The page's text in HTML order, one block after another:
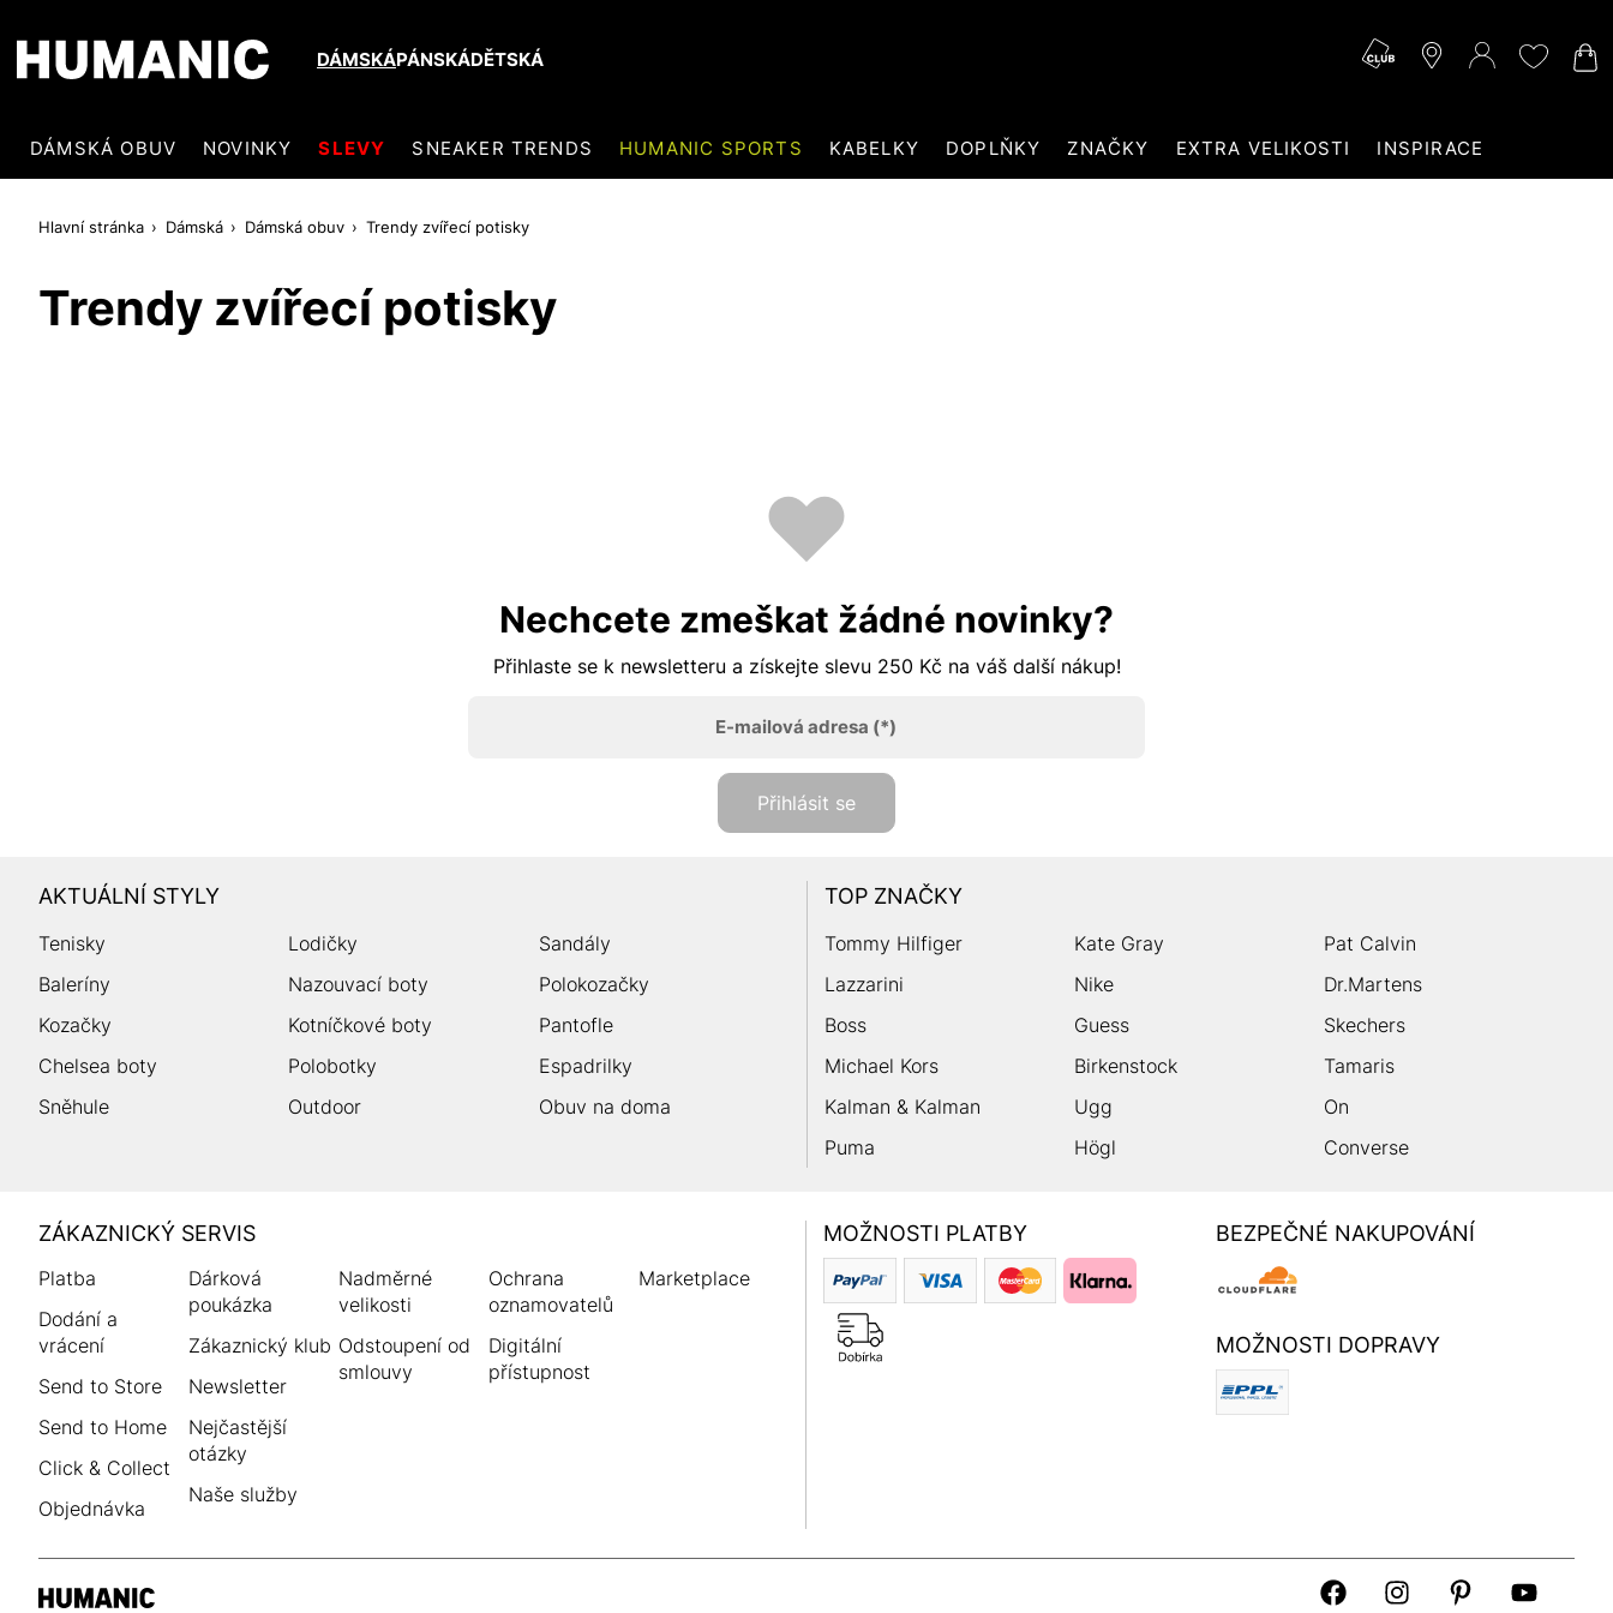
DÁMSKÁPÁNSKÁDĚTSKÁ
DÁMSKÁ OBUV NOVINKY SLEVY SNEAKER TRENDS HUMANIC SPORTS KABELKY DOPLŇKY ZNAČKY EXTRA VELIKOSTI INSPIRACE
Hlavní stránka Dámská Dámská obuv Trendy zvířecí potisky
Trendy zvířecí potisky
Nechcete zmeškat žádné novinky?
Přihlaste se k newsletteru a získejte slevu 250 Kč na váš další nákup!
E-mailová adresa (*)
Přihlásit se
AKTUÁLNÍ STYLY
Tenisky Lodičky
Sandály
Baleríny
Nazouvací boty
Polokozačky
Kozačky
Kotníčkové boty
Pantofle
Chelsea boty
Polobotky
Espadrilky
Sněhule
Outdoor Obuv na doma
TOP ZNAČKY
Tommy Hilfiger Kate Gray
Pat Calvin
Lazzarini
Nike
Dr.Martens
Boss
Guess
Skechers
Michael Kors
Birkenstock
Tamaris
Kalman & Kalman
Ugg
On
Puma
Högl Converse
HUMANIC
Zápatí
ZÁKAZNICKÝ SERVIS
Platba
Dodání a
vrácení
Send to Store
Send to Home
Click & Collect
Objednávka
Dárková
poukázka
Zákaznický klub
Newsletter
Nejčastější
otázky
Naše služby
Nadměrné
velikosti
Odstoupení od
smlouvy
Ochrana
oznamovatelů
Digitální
přístupnost
Marketplace
MOŽNOSTI PLATBY BEZPEČNÉ NAKUPOVÁNÍ
MOŽNOSTI DOPRAVY